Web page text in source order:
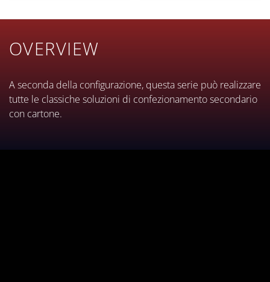
operazioni di cambio
bobina consentono
operatore-macchina
permette una maggiore
OVERVIEW
A seconda della configurazione, questa serie può realizzare
tutte le classiche soluzioni di confezionamento secondario
con cartone.